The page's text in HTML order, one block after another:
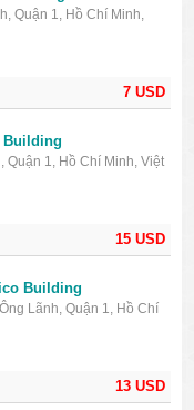
7 USD
Quận 1, Hồ Chí Minh,
15 USD
Building
Quận 1, Hồ Chí Minh, Việt
13 USD
Building
Lãnh, Quận 1, Hồ Chí